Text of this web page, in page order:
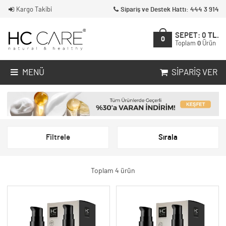
Kargo Takibi Sipariş ve Destek Hattı: 444 3 914
0
SEPET: 0 TL.
Toplam 0 Ürün
MENÜ SIPARIŞ VER
Filtrele Sırala
Toplam 4 ürün